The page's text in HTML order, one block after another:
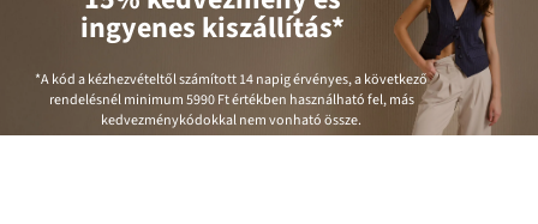
ingyenes kiszállítás*
*A kód a kézhezvételtől számított 14 napig érvényes, a következő
rendelésnél minimum5990 Ftértékben használható fel, más
kedvezménykódokkal nem vonható össze.